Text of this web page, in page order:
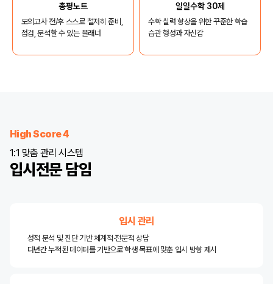
총평노트
모의고사 전/후 스스로 철저히 준비,
점검, 분석할 수 있는 플래너
일일수학 30제
수학 실력 향상을 위한 꾸준한 학습
습관 형성과 자신감
High Score 4
1:1 맞춤 관리 시스템
입시전문 담임
입시 관리
성적 분석 및 진단 기반 체계적·전문적 상담
다년간 누적된 데이터를 기반으로 학생 목표에 맞춘 입시 방향 제시